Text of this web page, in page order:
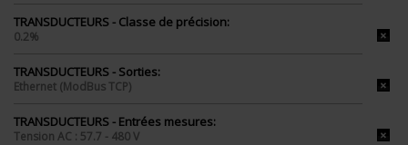
TRANSDUCTEURS - Classe de précision:
0.2%
TRANSDUCTEURS - Sorties:
Ethernet (ModBus TCP)
TRANSDUCTEURS - Entrées mesures:
Tension AC : 57.7 - 480 V